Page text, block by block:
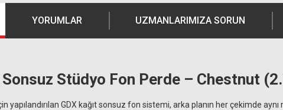
YORUMLAR UZMANLARIMIZA SORUN
Sonsuz Stüdyo Fon Perde – Chestnut
yapılandırılan GDX kağıt sonsuz fon sistemi, arka planın her çekimde